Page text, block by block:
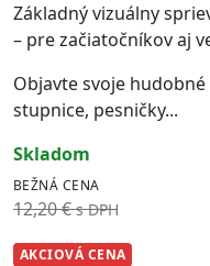
Základný vizuálny
– pre začiatočníkov aj
Objavte svoje
stupnice, pesničky...
skladom
BEŽNÁ CENA
12,20 € s DPH
AKCIOVÁ CENA